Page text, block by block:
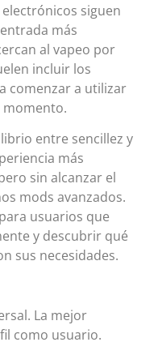
siguen
más
al vapeo por
incluir los
comenzar a utilizar
momento.
entre sencillez y
más
sin alcanzar el
mods avanzados.
usuarios que
y descubrir qué
sus necesidades.
La mejor
como usuario.